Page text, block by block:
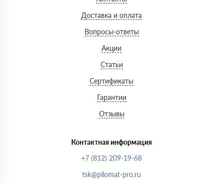
Доставка и оплата
Вопросы-ответы
Акции
Статьи
Сертификаты
Гарантии
Отзывы
Контактная информация
+7 (812) 209-19-68
tsk@pilomat-pro.ru